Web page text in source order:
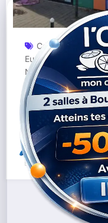
Concerts Nantes,
Eurofonik
Le
Nantes,Musiques
Portevent Nantes,
Portevent à
par un projet
Lire la suite